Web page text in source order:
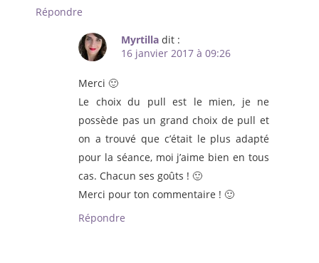
Répondre
Myrtilla dit :
16 janvier 2017 à 09:26
Merci 🙂
Le choix du pull est le mien, je ne
possède pas un grand choix de pull et
on a trouvé que c’était le plus adapté
pour la séance, moi j’aime bien en tous
cas. Chacun ses goûts ! 🙂
Merci pour ton commentaire ! 🙂
Répondre